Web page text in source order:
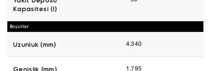
Kapasitesi (l)
Boyutlar
Uzunluk (mm) 4.340
Genişlik (mm) 1.795